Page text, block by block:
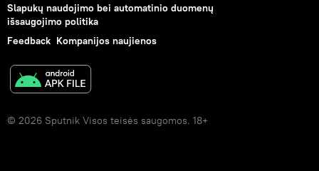
Slapukų naudojimo bei automatinio duomenų
išsaugojimo politika
Feedback Kompanijos naujienos
© 2026 Sputnik Visos teisės saugomos. 18+